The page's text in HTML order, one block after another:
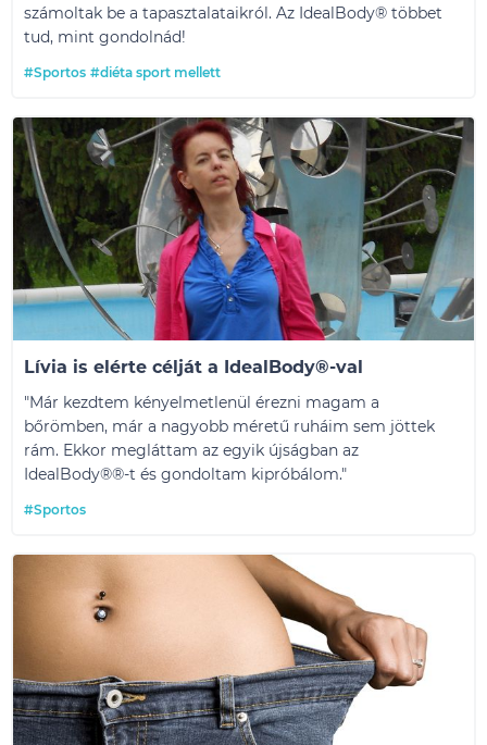
számoltak be a tapasztalataikról. Az IdealBody® többet
tud, mint gondolnád!
#Sportos #diéta sport mellett
Lívia is elérte célját a IdealBody®-val
"Már kezdtem kényelmetlenül érezni magam a
bőrömben, már a nagyobb méretű ruháim sem jöttek
rám. Ekkor megláttam az egyik újságban az
IdealBody®®-t és gondoltam kipróbálom."
#Sportos